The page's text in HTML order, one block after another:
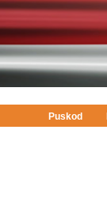
Puskod